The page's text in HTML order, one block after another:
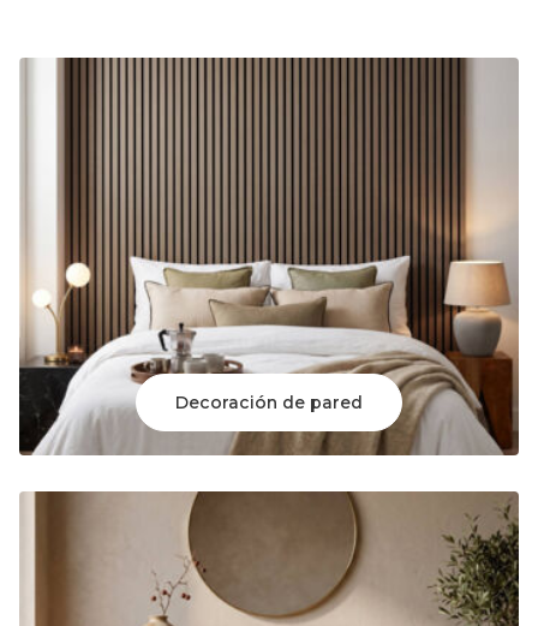
Decoración de pared